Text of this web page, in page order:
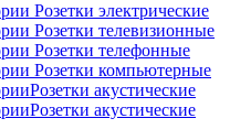
Розетки электрические
Розетки телевизионные
Розетки телефонные
Розетки компьютерные
Розетки акустические
Розетки акустические